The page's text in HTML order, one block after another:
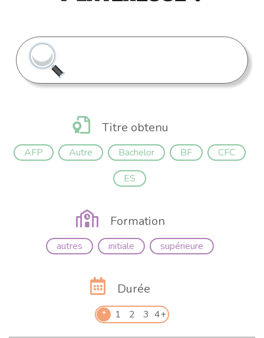
Titre obtenu
AFP Autre Bachelor BF
CFC
ES
Formation
autres initiale supérieure
Durée
* 1 2 3 4+